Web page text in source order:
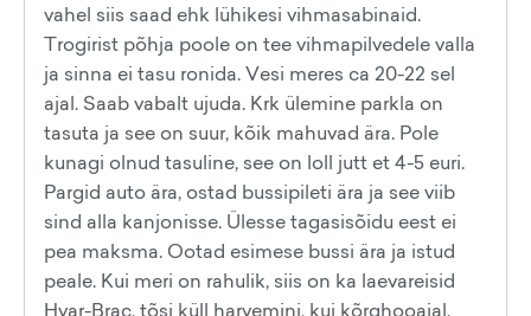
vahel siis saad ehk lühikesi vihmasabinaid.
Trogirist põhja poole on tee vihmapilvedele valla
ja sinna ei tasu ronida. Vesi meres ca 20-22 sel
ajal. Saab vabalt ujuda. Krk ülemine parkla on
tasuta ja see on suur, kõik mahuvad ära. Pole
kunagi olnud tasuline, see on loll jutt et 4-5 euri.
Pargid auto ära, ostad bussipileti ära ja see viib
sind alla kanjonisse. Ülesse tagasisõidu eest ei
pea maksma. Ootad esimese bussi ära ja istud
peale. Kui meri on rahulik, siis on ka laevareisid
Hvar-Brac, tõsi küll harvemini, kui kõrghooajal.